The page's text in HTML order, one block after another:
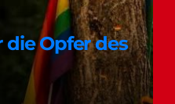
Opfer des